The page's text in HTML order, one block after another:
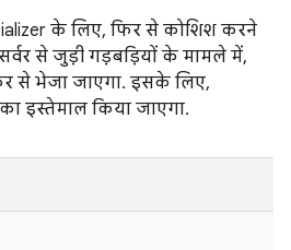
के लिए, फिर से कोशिश करने
से जुड़ी गड़बड़ियों के मामले में,
से भेजा जाएगा. इसके लिए,
इस्तेमाल किया जाएगा.